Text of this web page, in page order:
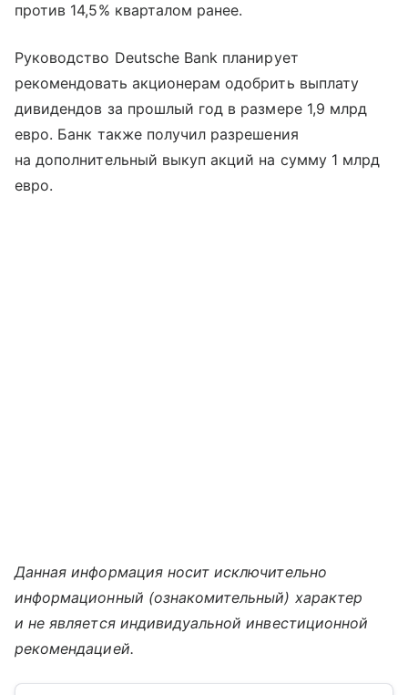
против 14,5% кварталом ранее.
Руководство Deutsche Bank планирует
рекомендовать акционерам одобрить выплату
дивидендов за прошлый год в размере 1,9 млрд
евро. Банк также получил разрешения
на дополнительный выкуп акций на сумму 1 млрд
евро.
Данная информация носит исключительно
информационный (ознакомительный) характер
и не является индивидуальной инвестиционной
рекомендацией.